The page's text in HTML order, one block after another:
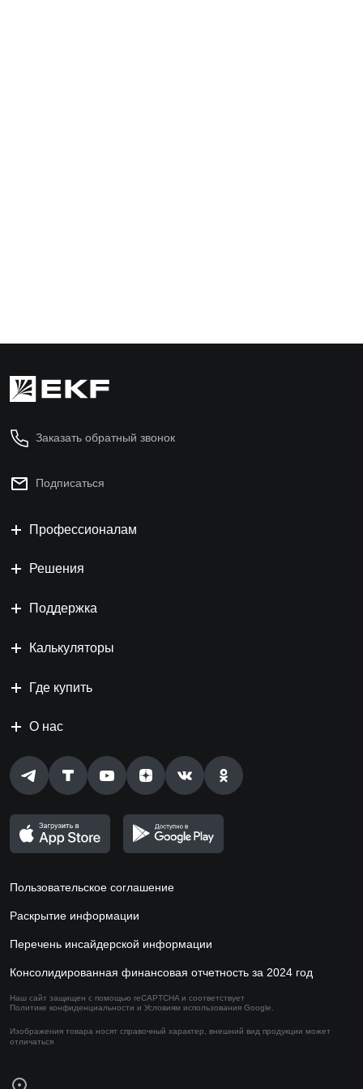
Заказать обратный звонок
Подписаться
Профессионалам
Решения
Поддержка
Калькуляторы
Где купить
О нас
Пользовательское соглашение
Раскрытие информации
Перечень инсайдерской информации
Консолидированная финансовая отчетность за 2024 год
Наш сайт защищен с помощью reCAPTCHA и соответствует
Политике конфиденциальности и Условиям использования Google.
Изображения товара носят справочный характер, внешний вид продукции может
отличаться